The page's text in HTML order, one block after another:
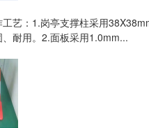
艺：1.岗亭支撑柱采用
耐用。2.面板采用1.0mm...